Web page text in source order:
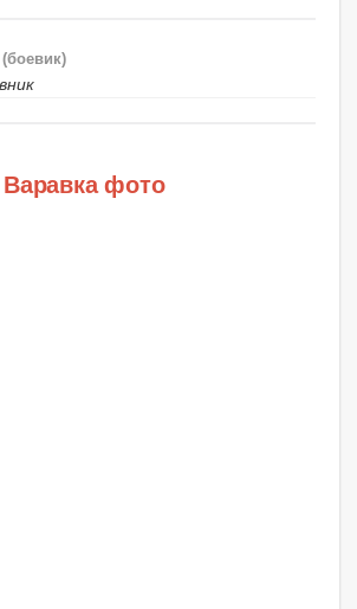
(боевик)
фото